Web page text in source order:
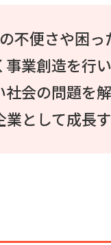
不便さや困っ
業創造を行い
会の問題を解
として成長す